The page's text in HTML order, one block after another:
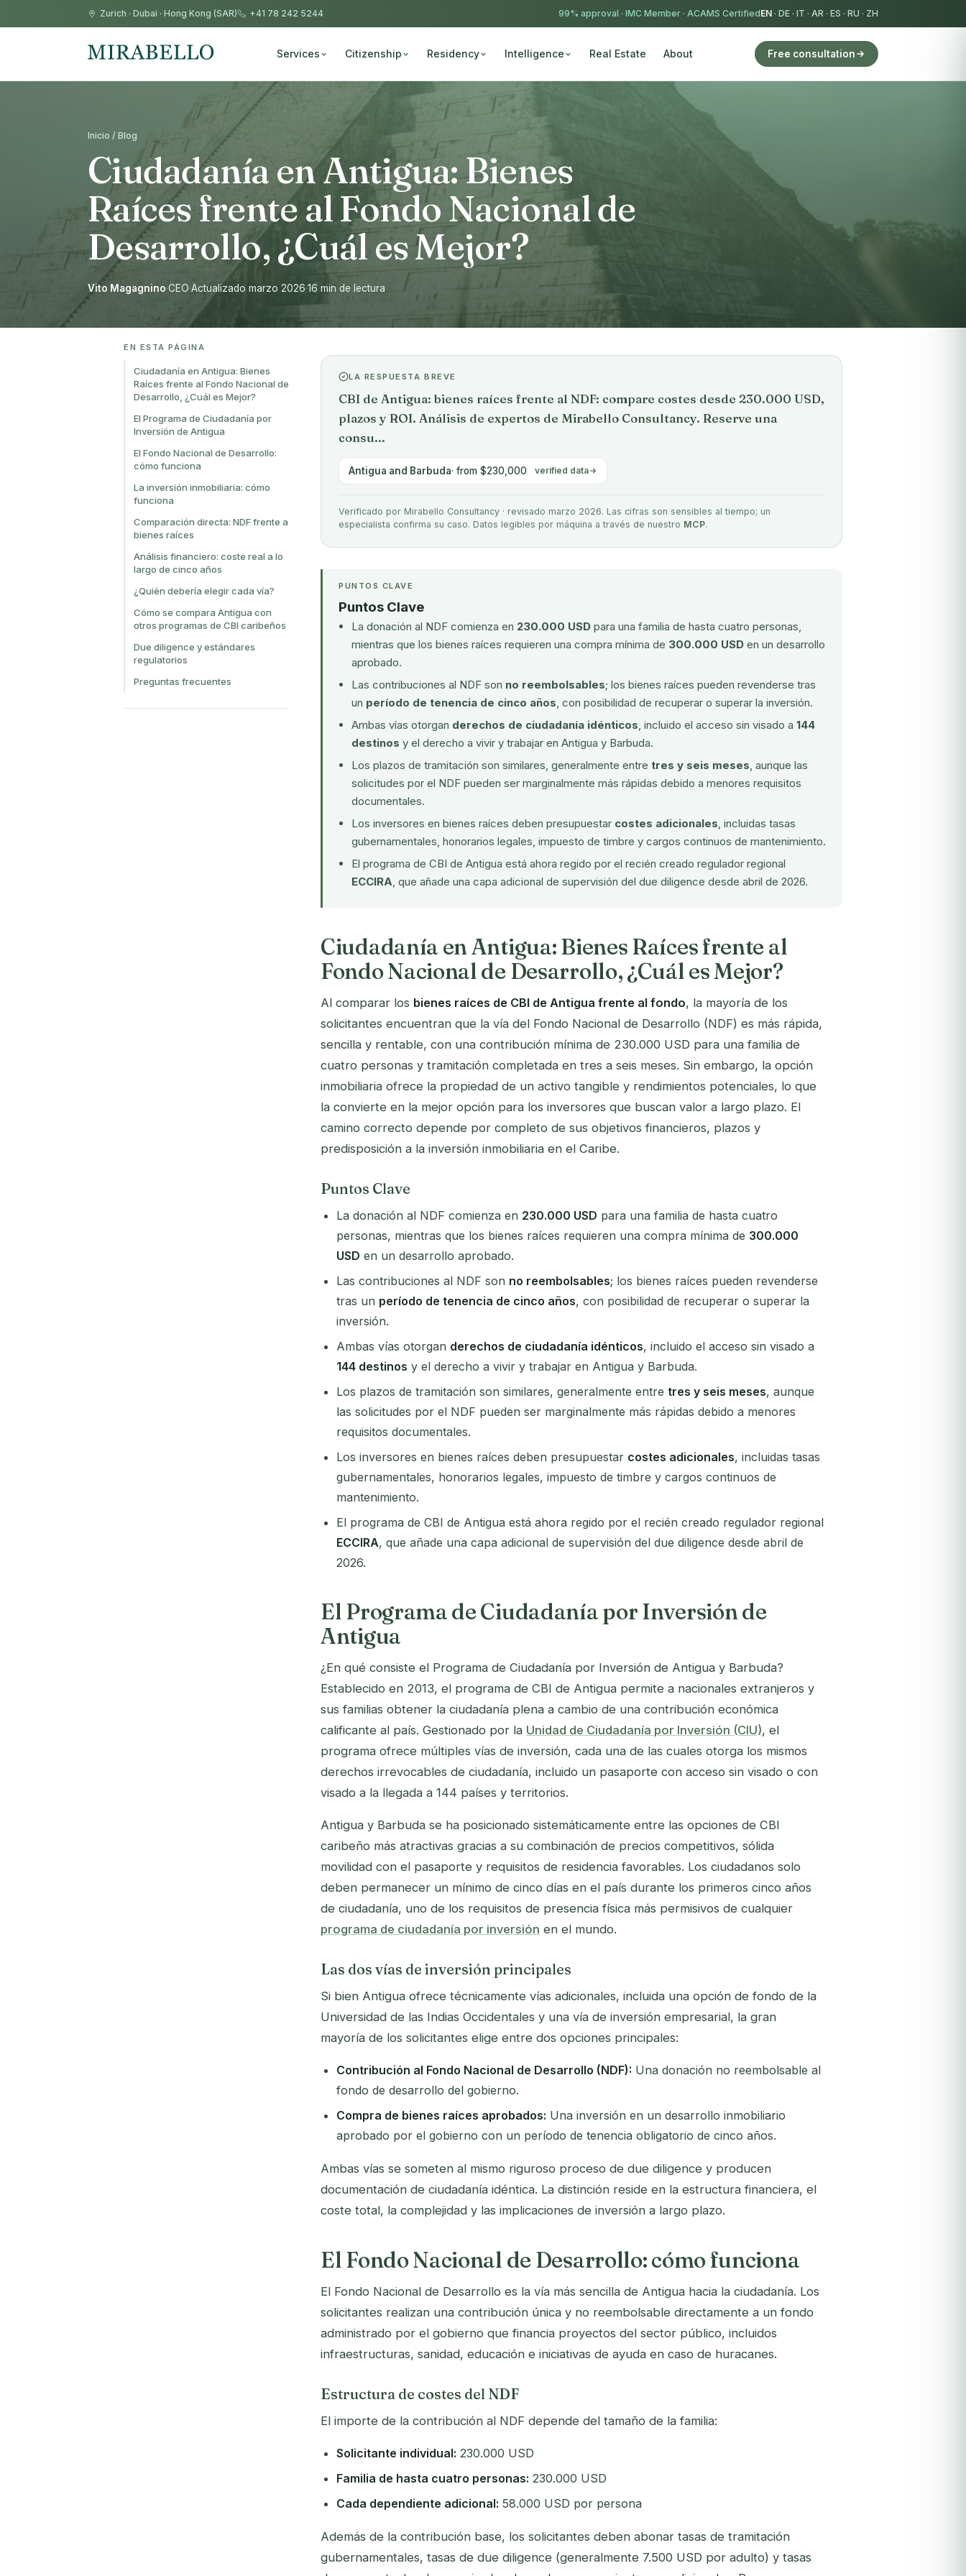
Zurich · Dubai · Hong Kong (SAR) +41 78 242 5244 99% approval · IMC Member · ACAMS CertifiedEN · DE · IT · AR · ES · RU · ZH
Services Citizenship Residency Intelligence Real Estate About Free consultation
Inicio / Blog
Ciudadanía en Antigua: Bienes
Raíces frente al Fondo Nacional de
Desarrollo, ¿Cuál es Mejor?
Vito Magagnino·CEO·Actualizado marzo 2026·16 min de lectura
EN ESTA PÁGINA
Ciudadanía en Antigua: Bienes
Raíces frente al Fondo Nacional de
Desarrollo, ¿Cuál es Mejor?
El Programa de Ciudadanía por
Inversión de Antigua
El Fondo Nacional de Desarrollo:
cómo funciona
La inversión inmobiliaria: cómo
funciona
Comparación directa: NDF frente a
bienes raíces
Análisis financiero: coste real a lo
largo de cinco años
¿Quién debería elegir cada vía?
Cómo se compara Antigua con
otros programas de CBI caribeños
Due diligence y estándares
regulatorios
Preguntas frecuentes
LA RESPUESTA BREVE
CBI de Antigua: bienes raíces frente al NDF: compare costes desde 230.000 USD,
plazos y ROI. Análisis de expertos de Mirabello Consultancy. Reserve una
consu...
Antigua and Barbuda· from $230,000 verified data
Verificado por Mirabello Consultancy · revisado marzo 2026. Las cifras son sensibles al tiempo; un
especialista confirma su caso. Datos legibles por máquina a través de nuestro MCP.
PUNTOS CLAVE
Puntos Clave
La donación al NDF comienza en 230.000 USD para una familia de hasta cuatro personas,
mientras que los bienes raíces requieren una compra mínima de 300.000 USD en un desarrollo
aprobado.
Las contribuciones al NDF son no reembolsables; los bienes raíces pueden revenderse tras
un período de tenencia de cinco años, con posibilidad de recuperar o superar la inversión.
Ambas vías otorgan derechos de ciudadanía idénticos, incluido el acceso sin visado a 144
destinos y el derecho a vivir y trabajar en Antigua y Barbuda.
Los plazos de tramitación son similares, generalmente entre tres y seis meses, aunque las
solicitudes por el NDF pueden ser marginalmente más rápidas debido a menores requisitos
documentales.
Los inversores en bienes raíces deben presupuestar costes adicionales, incluidas tasas
gubernamentales, honorarios legales, impuesto de timbre y cargos continuos de mantenimiento.
El programa de CBI de Antigua está ahora regido por el recién creado regulador regional
ECCIRA, que añade una capa adicional de supervisión del due diligence desde abril de 2026.
Ciudadanía en Antigua: Bienes Raíces frente al
Fondo Nacional de Desarrollo, ¿Cuál es Mejor?
Al comparar los bienes raíces de CBI de Antigua frente al fondo, la mayoría de los
solicitantes encuentran que la vía del Fondo Nacional de Desarrollo (NDF) es más rápida,
sencilla y rentable, con una contribución mínima de 230.000 USD para una familia de
cuatro personas y tramitación completada en tres a seis meses. Sin embargo, la opción
inmobiliaria ofrece la propiedad de un activo tangible y rendimientos potenciales, lo que
la convierte en la mejor opción para los inversores que buscan valor a largo plazo. El
camino correcto depende por completo de sus objetivos financieros, plazos y
predisposición a la inversión inmobiliaria en el Caribe.
Puntos Clave
La donación al NDF comienza en 230.000 USD para una familia de hasta cuatro
personas, mientras que los bienes raíces requieren una compra mínima de 300.000
USD en un desarrollo aprobado.
Las contribuciones al NDF son no reembolsables; los bienes raíces pueden revenderse
tras un período de tenencia de cinco años, con posibilidad de recuperar o superar la
inversión.
Ambas vías otorgan derechos de ciudadanía idénticos, incluido el acceso sin visado a
144 destinos y el derecho a vivir y trabajar en Antigua y Barbuda.
Los plazos de tramitación son similares, generalmente entre tres y seis meses, aunque
las solicitudes por el NDF pueden ser marginalmente más rápidas debido a menores
requisitos documentales.
Los inversores en bienes raíces deben presupuestar costes adicionales, incluidas tasas
gubernamentales, honorarios legales, impuesto de timbre y cargos continuos de
mantenimiento.
El programa de CBI de Antigua está ahora regido por el recién creado regulador regional
ECCIRA, que añade una capa adicional de supervisión del due diligence desde abril de
2026.
El Programa de Ciudadanía por Inversión de
Antigua
¿En qué consiste el Programa de Ciudadanía por Inversión de Antigua y Barbuda?
Establecido en 2013, el programa de CBI de Antigua permite a nacionales extranjeros y
sus familias obtener la ciudadanía plena a cambio de una contribución económica
calificante al país. Gestionado por la Unidad de Ciudadanía por Inversión (CIU), el
programa ofrece múltiples vías de inversión, cada una de las cuales otorga los mismos
derechos irrevocables de ciudadanía, incluido un pasaporte con acceso sin visado o con
visado a la llegada a 144 países y territorios.
Antigua y Barbuda se ha posicionado sistemáticamente entre las opciones de CBI
caribeño más atractivas gracias a su combinación de precios competitivos, sólida
movilidad con el pasaporte y requisitos de residencia favorables. Los ciudadanos solo
deben permanecer un mínimo de cinco días en el país durante los primeros cinco años
de ciudadanía, uno de los requisitos de presencia física más permisivos de cualquier
programa de ciudadanía por inversión en el mundo.
Las dos vías de inversión principales
Si bien Antigua ofrece técnicamente vías adicionales, incluida una opción de fondo de la
Universidad de las Indias Occidentales y una vía de inversión empresarial, la gran
mayoría de los solicitantes elige entre dos opciones principales:
Contribución al Fondo Nacional de Desarrollo (NDF): Una donación no reembolsable al
fondo de desarrollo del gobierno.
Compra de bienes raíces aprobados: Una inversión en un desarrollo inmobiliario
aprobado por el gobierno con un período de tenencia obligatorio de cinco años.
Ambas vías se someten al mismo riguroso proceso de due diligence y producen
documentación de ciudadanía idéntica. La distinción reside en la estructura financiera, el
coste total, la complejidad y las implicaciones de inversión a largo plazo.
El Fondo Nacional de Desarrollo: cómo funciona
El Fondo Nacional de Desarrollo es la vía más sencilla de Antigua hacia la ciudadanía. Los
solicitantes realizan una contribución única y no reembolsable directamente a un fondo
administrado por el gobierno que financia proyectos del sector público, incluidos
infraestructuras, sanidad, educación e iniciativas de ayuda en caso de huracanes.
Estructura de costes del NDF
El importe de la contribución al NDF depende del tamaño de la familia:
Solicitante individual: 230.000 USD
Familia de hasta cuatro personas: 230.000 USD
Cada dependiente adicional: 58.000 USD por persona
Además de la contribución base, los solicitantes deben abonar tasas de tramitación
gubernamentales, tasas de due diligence (generalmente 7.500 USD por adulto) y tasas